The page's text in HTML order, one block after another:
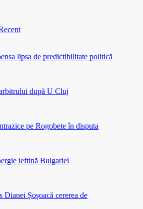
lipsa de predictibilitate politică
după U Cluj
pe Rogobete în disputa
ieftină Bulgariei
Șoșoacă cererea de